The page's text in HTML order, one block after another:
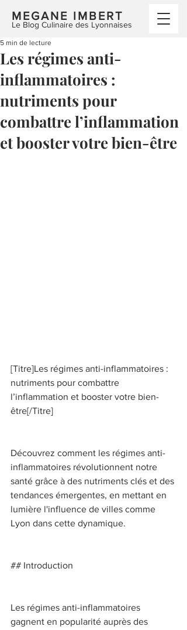
MEGANE IMBERT
Le Blog Culinaire des Lyonnaises
Les régimes anti-
inflammatoires :
nutriments pour
combattre l’inflammation
et booster votre bien-être
5 min de lecture
[Titre]Les régimes anti-inflammatoires :
nutriments pour combattre
l’inflammation et booster votre bien-
être[/Titre]
Découvrez comment les régimes anti-
inflammatoires révolutionnent notre
santé grâce à des nutriments clés et des
tendances émergentes, en mettant en
lumière l'influence de villes comme
Lyon dans cette dynamique.
## Introduction
Les régimes anti-inflammatoires
gagnent en popularité auprès des